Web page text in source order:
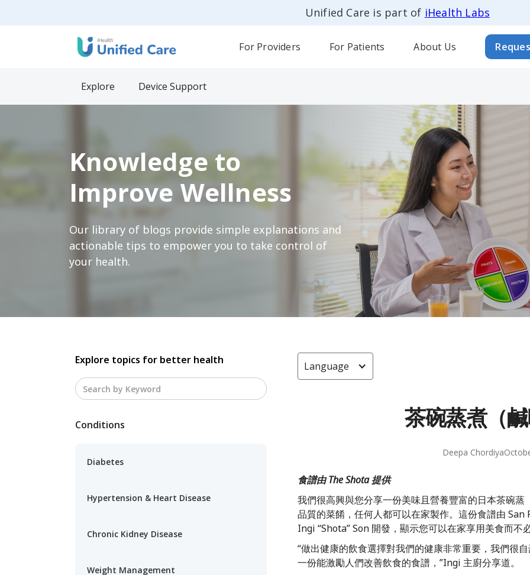
Unified Care is part of iHealth Labs
For Providers For Patients About Us
Explore Device Support
Knowledge to
Improve Wellness
Our library of blogs provide simple explanations and
actionable tips to empower you to take control of
your health.
Explore topics for better health
Conditions
Diabetes
Hypertension & Heart Disease
Chronic Kidney Disease
Weight Management
Language
茶碗蒸煮（
Deepa Chordiya
食譜由 The Shota 提供
我們很高興與您分享一份美味且營養豐富的日本茶碗
品質的菜餚，任何人都可以在家製作。這份食譜由
Ingi “Shota” Son 開發，顯示您可以在家享用美食而不
“做出健康的飲食選擇對我們的健康非常重要，我們很
一份能激勵人們改善飲食的食譜，”Ingi 主廚分享道。